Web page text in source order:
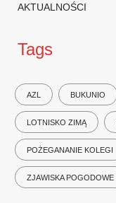
AKTUALNOŚCI
Tags
AZL BUKUNIO
LOTNISKO ZIMĄ
POŻEGANANIE KOLEGI
ZJAWISKA POGODOWE